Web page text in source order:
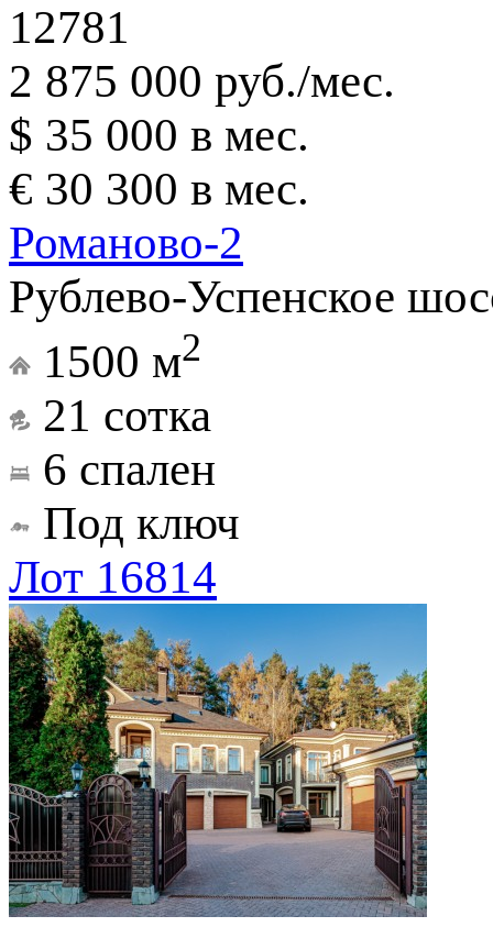
12781
2 875 000 руб./мес.
$ 35 000 в мес.
€ 30 300 в мес.
Романово-2
Рублево-Успенское
1500 м2
21 сотка
6 спален
Под ключ
Лот 16814